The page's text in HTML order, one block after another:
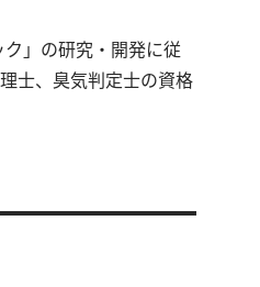
」の研究・開発に従
士、臭気判定士の資格